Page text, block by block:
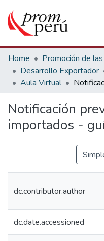
Communities & Collections
All of DSpace
Statistics
Estadísticas Externas
Home
Desarrollo Exportador
Aula Virtual
Notificación
importados -
dc.contributor.author
dc.date.accessioned